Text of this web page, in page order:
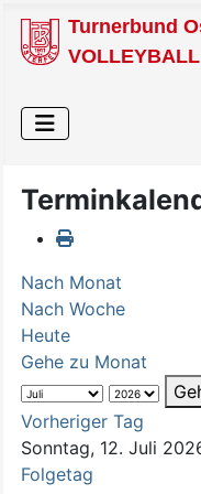
Turnerbund
VOLLEYBALL
Nach Monat
Nach Woche
Heute
Gehe zu Monat
Vorheriger Tag
Sonntag, 12. Juli
Folgetag